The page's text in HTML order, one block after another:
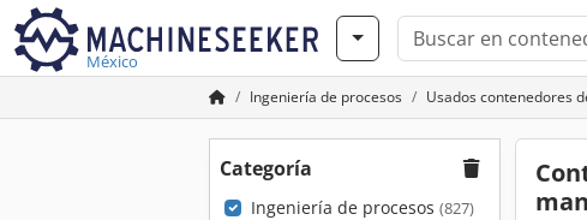
México
Ingeniería de procesos Usados contenedores
Categoría
Ingeniería de procesos (827)